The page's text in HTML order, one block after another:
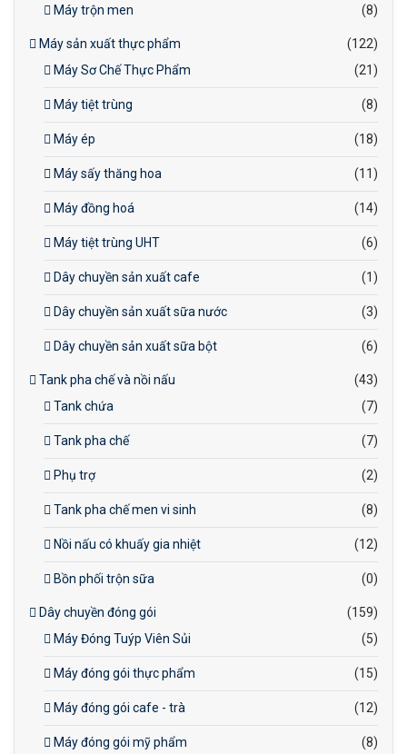
Máy trộn men (8)
Máy sản xuất thực phẩm
(122)
Máy Sơ Chế Thực Phẩm
(21)
Máy tiệt trùng (8)
Máy ép (18)
Máy sấy thăng hoa (11)
Máy đồng hoá (14)
Máy tiệt trùng UHT (6)
Dây chuyền sản xuất cafe (1)
Dây chuyền sản xuất sữa nước (3)
Dây chuyền sản xuất sữa bột (6)
Tank pha chế và nồi nấu
(43)
Tank chứa
(7)
Tank pha chế (7)
Phụ trợ (2)
Tank pha chế men vi sinh (8)
Nồi nấu có khuấy gia nhiệt (12)
Bồn phối trộn sữa (0)
Dây chuyền đóng gói
(159)
Máy Đóng Tuýp Viên Sủi
(5)
Máy đóng gói thực phẩm (15)
Máy đóng gói cafe - trà (12)
Máy đóng gói mỹ phẩm (8)